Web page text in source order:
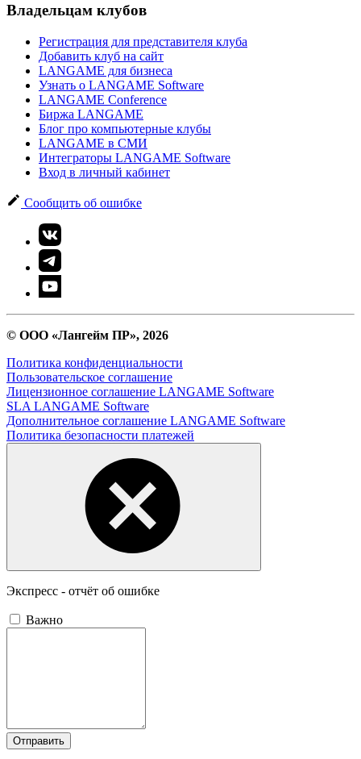
Владельцам клубов
Регистрация для представителя клуба
Добавить клуб на сайт
LANGAME для бизнеса
Узнать о LANGAME Software
LANGAME Conference
Биржа LANGAME
Блог про компьютерные клубы
LANGAME в СМИ
Интеграторы LANGAME Software
Вход в личный кабинет
Сообщить об ошибке
© ООО «Лангейм ПР», 2026
Политика конфиденциальности
Пользовательское соглашение
Лицензионное соглашение LANGAME Software
SLA LANGAME Software
Дополнительное соглашение LANGAME Software
Политика безопасности платежей
Экспресс - отчёт об ошибке
Важно
Отправить